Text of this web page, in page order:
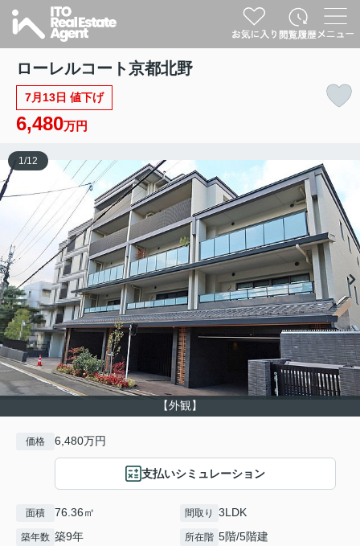
ローレルコート京都北野
7月13日 値下げ
6,480万円
【外観】
1 /12
価格 6,480万円
支払いシミュレーション
面積 76.36㎡ 間取り 3LDK
築年数 築9年 所在階 5階/5階建